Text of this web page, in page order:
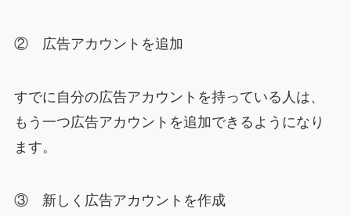
② 広告アカウントを追加
すでに自分の広告アカウントを持っている人は、
もう一つ広告アカウントを追加できるようになり
ます。
③ 新しく広告アカウントを作成